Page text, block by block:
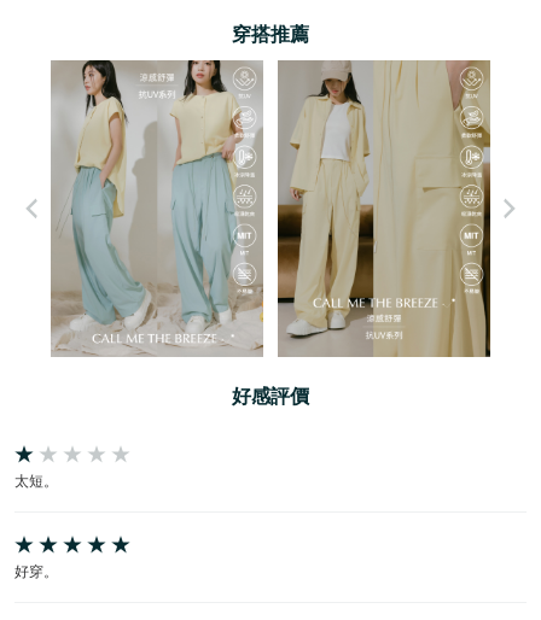
穿搭推薦
好感評價
太短。
好穿。